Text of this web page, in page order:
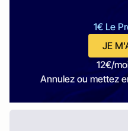
1€ Le
JE
12€/
Annulez ou mettez